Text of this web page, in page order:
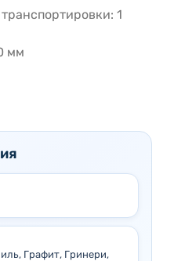
1
мм
Графит, Гринери,